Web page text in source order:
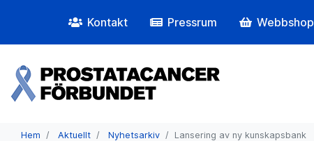
Kontakt Pressrum Webbshop
Hem Aktuellt Nyhetsarkiv Lansering av ny kunskapsbank